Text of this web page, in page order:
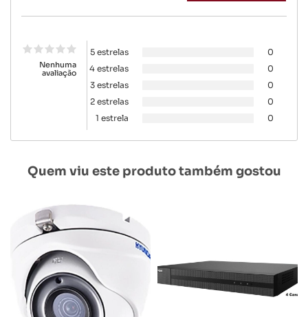
Nenhuma
avaliação
5 estrelas
0
4 estrelas
0
3 estrelas
0
2 estrelas
0
1 estrela
0
Quem viu este produto também gostou